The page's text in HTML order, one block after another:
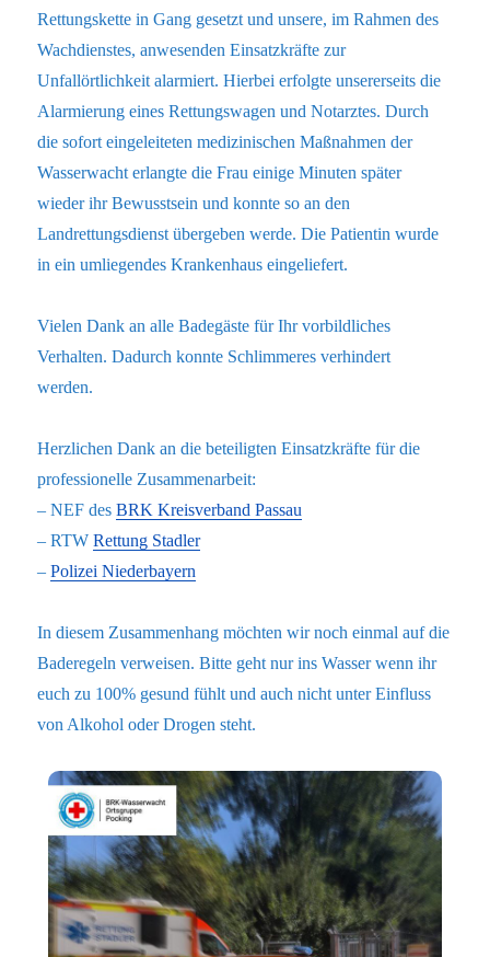
Rettungskette in Gang gesetzt und unsere, im Rahmen des
Wachdienstes, anwesenden Einsatzkräfte zur
Unfallörtlichkeit alarmiert. Hierbei erfolgte unsererseits die
Alarmierung eines Rettungswagen und Notarztes. Durch
die sofort eingeleiteten medizinischen Maßnahmen der
Wasserwacht erlangte die Frau einige Minuten später
wieder ihr Bewusstsein und konnte so an den
Landrettungsdienst übergeben werde. Die Patientin wurde
in ein umliegendes Krankenhaus eingeliefert.
Vielen Dank an alle Badegäste für Ihr vorbildliches
Verhalten. Dadurch konnte Schlimmeres verhindert
werden.
Herzlichen Dank an die beteiligten Einsatzkräfte für die
professionelle Zusammenarbeit:
– NEF desBRK Kreisverband Passau
– RTWRettung Stadler
–Polizei Niederbayern
In diesem Zusammenhang möchten wir noch einmal auf die
Baderegeln verweisen. Bitte geht nur ins Wasser wenn ihr
euch zu 100% gesund fühlt und auch nicht unter Einfluss
von Alkohol oder Drogen steht.